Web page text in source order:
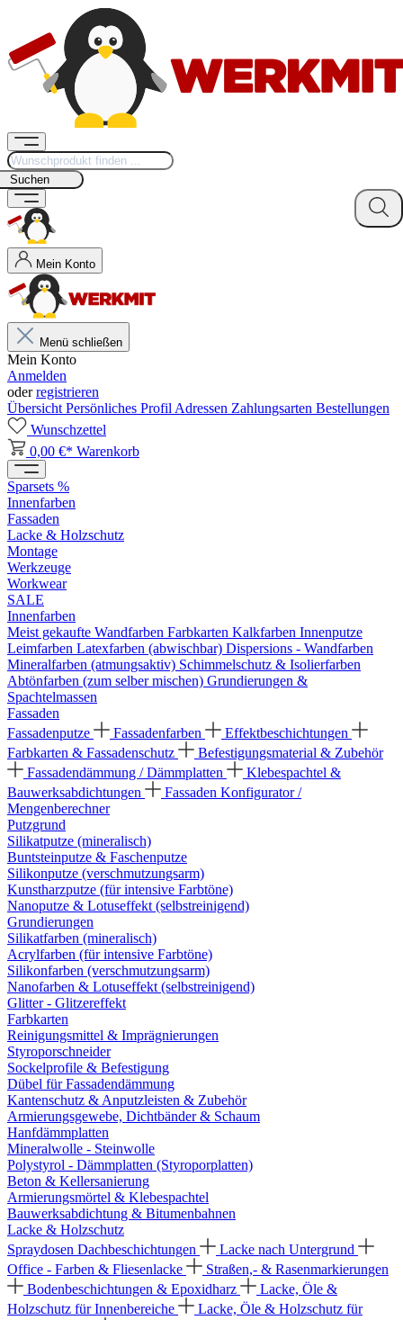
Suchen
Mein Konto
Menü schließen
Mein Konto
Anmelden
oderregistrieren
Übersicht Persönliches Profil Adressen Zahlungsarten Bestellungen
Wunschzettel
0,00 €* Warenkorb
Sparsets %
Innenfarben
Fassaden
Lacke & Holzschutz
Montage
Werkzeuge
Workwear
SALE
Innenfarben
Meist gekaufte Wandfarben Farbkarten Kalkfarben Innenputze
Leimfarben Latexfarben (abwischbar) Dispersions - Wandfarben
Mineralfarben (atmungsaktiv) Schimmelschutz & Isolierfarben
Abtönfarben (zum selber mischen) Grundierungen &
Spachtelmassen
Fassaden
Fassadenputze
Fassadenfarben
Effektbeschichtungen
Farbkarten & Fassadenschutz
Befestigungsmaterial & Zubehör
Fassadendämmung / Dämmplatten
Klebespachtel &
Bauwerksabdichtungen
Fassaden Konfigurator /
Mengenberechner
Putzgrund
Silikatputze (mineralisch)
Buntsteinputze & Faschenputze
Silikonputze (verschmutzungsarm)
Kunstharzputze (für intensive Farbtöne)
Nanoputze & Lotuseffekt (selbstreinigend)
Grundierungen
Silikatfarben (mineralisch)
Acrylfarben (für intensive Farbtöne)
Silikonfarben (verschmutzungsarm)
Nanofarben & Lotuseffekt (selbstreinigend)
Glitter - Glitzereffekt
Farbkarten
Reinigungsmittel & Imprägnierungen
Styroporschneider
Sockelprofile & Befestigung
Dübel für Fassadendämmung
Kantenschutz & Anputzleisten & Zubehör
Armierungsgewebe, Dichtbänder & Schaum
Hanfdämmplatten
Mineralwolle - Steinwolle
Polystyrol - Dämmplatten (Styroporplatten)
Beton & Kellersanierung
Armierungsmörtel & Klebespachtel
Bauwerksabdichtung & Bitumenbahnen
Lacke & Holzschutz
Spraydosen Dachbeschichtungen
Lacke nach Untergrund
Office - Farben & Fliesenlacke
Straßen,- & Rasenmarkierungen
Bodenbeschichtungen & Epoxidharz
Lacke, Öle &
Holzschutz für Innenbereiche
Lacke, Öle & Holzschutz für